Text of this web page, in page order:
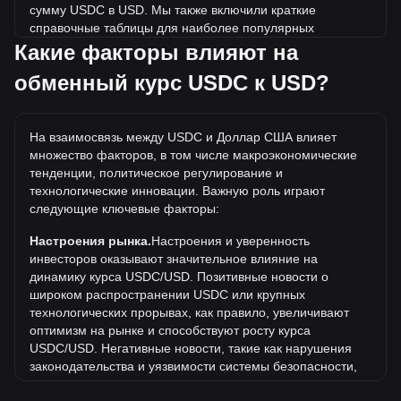
сумму USDC в USD. Мы также включили краткие
справочные таблицы для наиболее популярных
конвертаций. Например, 5 USD эквивалентны 5 USDC, а
5 USDC будут стоить около 5USD.
Какова самая высокая цена USDC/USD в
Самая высокая цена 1 USDC в USD за все время
составляет $2.35. Еще неизвестно, превысит ли
стоимость 1 USDC в USD текущий исторический
максимум.
За последние 7 дней обменный курс USDC (USDC)
вырос на 0.00%. За последний месяц обменный курс
USDC (USDC) снизился на 0.00% по отношению к
следующей валюте: Доллар США (USD).
Какие факторы влияют на
обменный курс USDC к USD?
На взаимосвязь между USDC и Доллар США влияет
множество факторов, в том числе макроэкономические
тенденции, политическое регулирование и
технологические инновации. Важную роль играют
следующие ключевые факторы:
Настроения рынка.Настроения и уверенность
инвесторов оказывают значительное влияние на
динамику курса USDC/USD. Позитивные новости о
широком распространении USDC или крупных
технологических прорывах, как правило, увеличивают
оптимизм на рынке и способствуют росту курса
USDC/USD. Негативные новости, такие как нарушения
законодательства и уязвимости системы безопасности,